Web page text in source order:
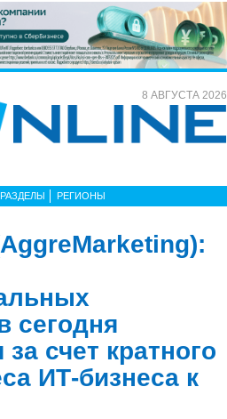
8 АВГУСТА 2026
РАЗДЕЛЫ РЕГИОНЫ
сегодня
за счет кратного
ИТ-бизнеса к